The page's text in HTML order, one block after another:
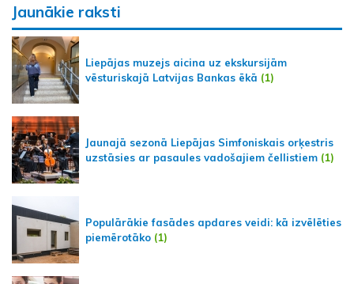
Jaunākie raksti
Liepājas muzejs aicina uz ekskursijām
vēsturiskajā Latvijas Bankas ēkā (1)
Jaunajā sezonā Liepājas Simfoniskais orķestris
uzstāsies ar pasaules vadošajiem čellistiem (1)
Populārākie fasādes apdares veidi: kā izvēlēties
piemērotāko (1)